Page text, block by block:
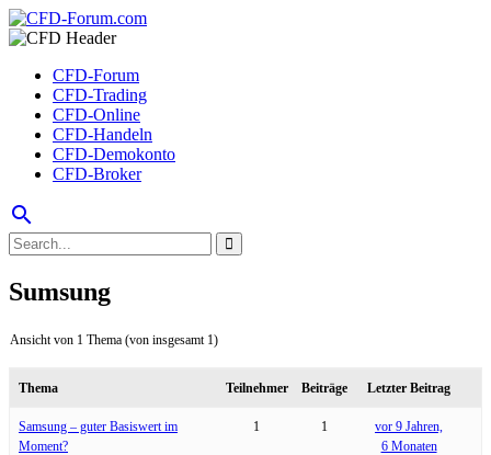
CFD-Forum
CFD-Trading
CFD-Online
CFD-Handeln
CFD-Demokonto
CFD-Broker
search
Sumsung
Ansicht von 1 Thema (von insgesamt 1)
Thema Teilnehmer Beiträge Letzter Beitrag
Samsung – guter Basiswert im
Moment?
1 1
vor 9 Jahren,
6 Monaten